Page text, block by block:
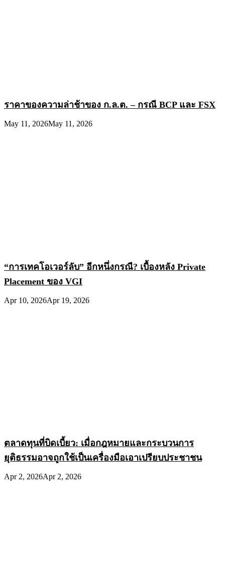
ราคาของความล่าช้าของ ก.ล.ต. – กรณี BCP และ FSX
May 11, 2026May 11, 2026
“การเทคโอเวอร์ลับ” อีกหนึ่งกรณี? เบื้องหลัง Private
Placement ของ VGI
Apr 10, 2026Apr 19, 2026
ตลาดทุนที่บิดเบี้ยว: เมื่อกฎหมายและกระบวนการ
ยุติธรรมอาจถูกใช้เป็นเครื่องมือเอาเปรียบประชาชน
Apr 2, 2026Apr 2, 2026